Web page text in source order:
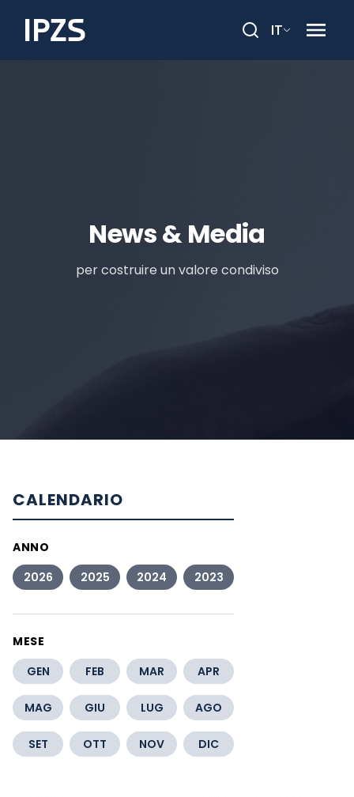
Cerca
IT
News & Media
per costruire un valore condiviso
CALENDARIO
ANNO
2026
2025 2024 2023
MESE
GEN
FEB MAR APR
MAG GIU LUG AGO
SET OTT NOV DIC